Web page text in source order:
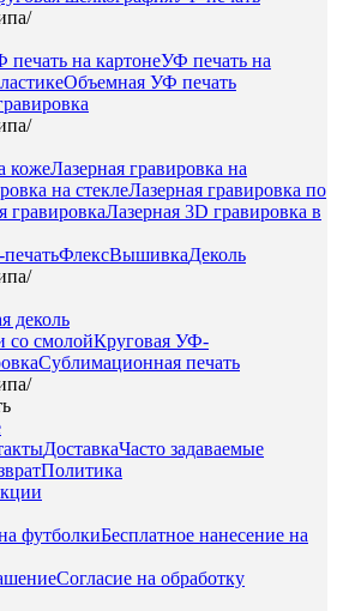
/
печать на картонеУФ печать на
Объемная УФ печать
/
кожеЛазерная гравировка на
на стеклеЛазерная гравировка по
гравировкаЛазерная 3D гравировка в
ФлексВышивкаДеколь
/
деколь
со смолойКруговая УФ-
Сублимационная печать
/
ДоставкаЧасто задаваемые
Политика
футболкиБесплатное нанесение на
Согласие на обработку